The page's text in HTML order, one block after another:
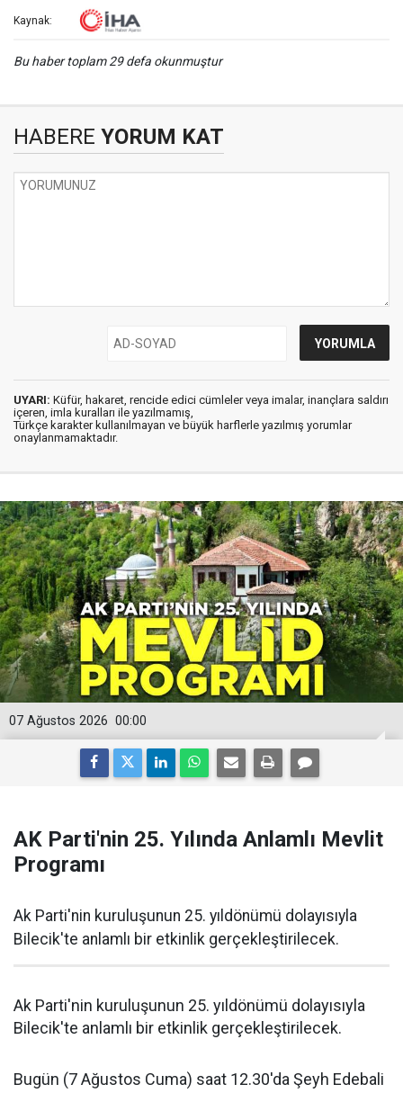
Kaynak:
Bu haber toplam 29 defa okunmuştur
HABERE YORUM KAT
UYARI: Küfür, hakaret, rencide edici cümleler veya imalar, inançlara saldırı
içeren, imla kuralları ile yazılmamış,
Türkçe karakter kullanılmayan ve büyük harflerle yazılmış yorumlar
onaylanmamaktadır.
00:00
07 Ağustos 2026
AK Parti'nin 25. Yılında Anlamlı Mevlit
Programı
Ak Parti'nin kuruluşunun 25. yıldönümü dolayısıyla
Bilecik'te anlamlı bir etkinlik gerçekleştirilecek.
Ak Parti'nin kuruluşunun 25. yıldönümü dolayısıyla
Bilecik'te anlamlı bir etkinlik gerçekleştirilecek.
Bugün (7 Ağustos Cuma) saat 12.30'da Şeyh Edebali